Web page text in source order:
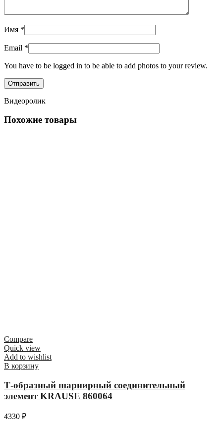
Имя *
Email *
You have to be logged in to be able to add photos to your review.
Видеоролик
Похожие товары
Compare
Quick view
Add to wishlist
В корзину
Т-образный шарнирный соединительный
элемент KRAUSE 860064
4330 ₽